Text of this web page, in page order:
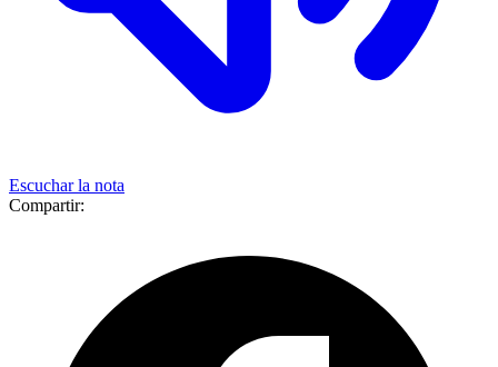
Escuchar la nota
Compartir: